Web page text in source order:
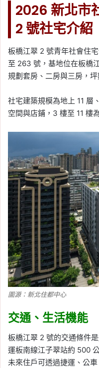
2026 新北市
2 號社宅介紹
板橋江翠 2 號青年社會住
至 263 號，基地位在板橋
規劃套房、二房與三房，
社宅建築規模為地上 11 層
空間與店鋪，3 樓至 11 樓
圖源：新北住都中心
交通、生活機能
板橋江翠 2 號的交通條件
運板南線江子翠站約 500
未來住戶可透過捷運、公